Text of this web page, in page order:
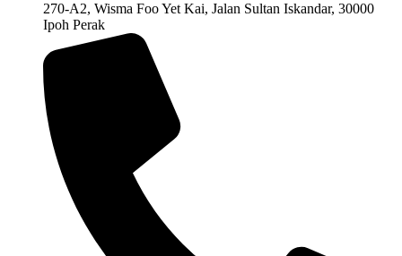
270-A2, Wisma Foo Yet Kai, Jalan Sultan Iskandar, 30000
Ipoh Perak